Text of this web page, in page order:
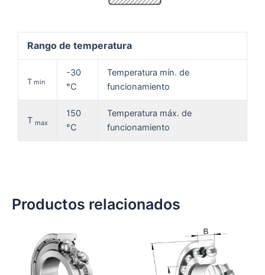
Rango de temperatura
Tmin
-30
°C
Temperatura mín. de
funcionamiento
T max
150
°C
Temperatura máx. de
funcionamiento
Productos relacionados